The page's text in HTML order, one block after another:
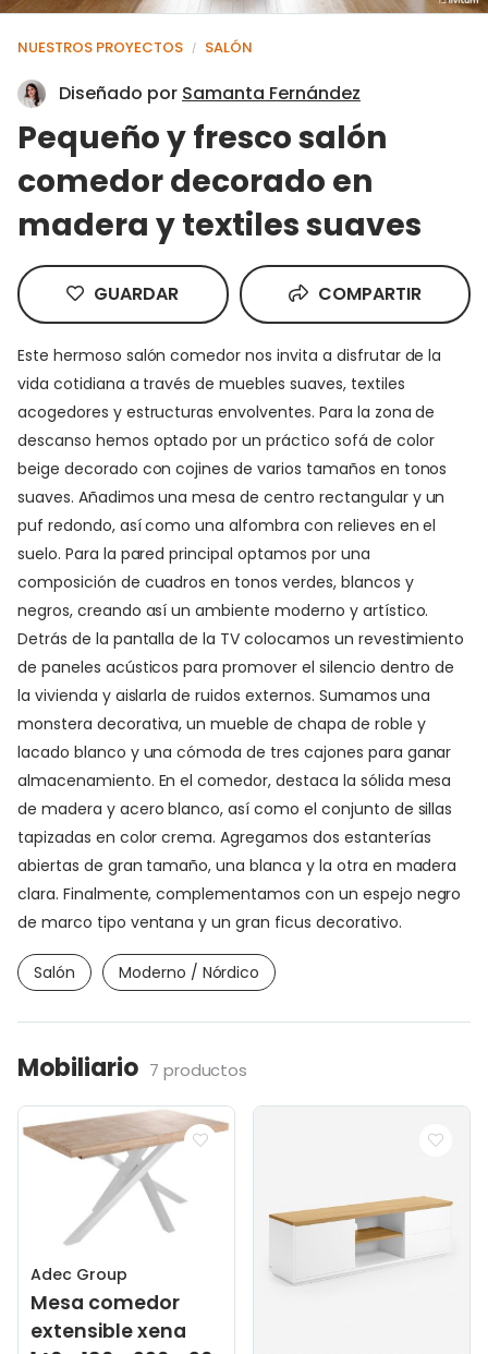
NUESTROS PROYECTOS / SALÓN
Diseñado por Samanta Fernández
Pequeño y fresco salón
comedor decorado en
madera y textiles suaves
GUARDAR COMPARTIR
Este hermoso salón comedor nos invita a disfrutar de la
vida cotidiana a través de muebles suaves, textiles
acogedores y estructuras envolventes. Para la zona de
descanso hemos optado por un práctico sofá de color
beige decorado con cojines de varios tamaños en tonos
suaves. Añadimos una mesa de centro rectangular y un
puf redondo, así como una alfombra con relieves en el
suelo. Para la pared principal optamos por una
composición de cuadros en tonos verdes, blancos y
negros, creando así un ambiente moderno y artístico.
Detrás de la pantalla de la TV colocamos un revestimiento
de paneles acústicos para promover el silencio dentro de
la vivienda y aislarla de ruidos externos. Sumamos una
monstera decorativa, un mueble de chapa de roble y
lacado blanco y una cómoda de tres cajones para ganar
almacenamiento. En el comedor, destaca la sólida mesa
de madera y acero blanco, así como el conjunto de sillas
tapizadas en color crema. Agregamos dos estanterías
abiertas de gran tamaño, una blanca y la otra en madera
clara. Finalmente, complementamos con un espejo negro
de marco tipo ventana y un gran ficus decorativo.
Salón Moderno / Nórdico
Mobiliario 7 productos
Adec Group
Mesa comedor
extensible xena